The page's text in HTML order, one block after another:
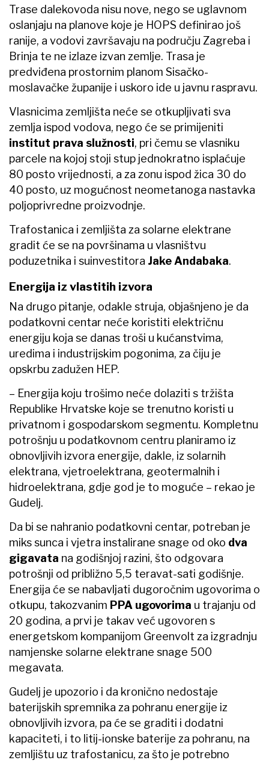
Trase dalekovoda nisu nove, nego se uglavnom
oslanjaju na planove koje je HOPS definirao još
ranije, a vodovi završavaju na području Zagreba i
Brinja te ne izlaze izvan zemlje. Trasa je
predviđena prostornim planom Sisačko-
moslavačke županije i uskoro ide u javnu raspravu.
Vlasnicima zemljišta neće se otkupljivati sva
zemlja ispod vodova, nego će se primijeniti
institut prava služnosti, pri čemu se vlasniku
parcele na kojoj stoji stup jednokratno isplaćuje
80 posto vrijednosti, a za zonu ispod žica 30 do
40 posto, uz mogućnost neometanoga nastavka
poljoprivredne proizvodnje.
Trafostanica i zemljišta za solarne elektrane
gradit će se na površinama u vlasništvu
poduzetnika i suinvestitora Jake Andabaka.
Energija iz vlastitih izvora
Na drugo pitanje, odakle struja, objašnjeno je da
podatkovni centar neće koristiti električnu
energiju koja se danas troši u kućanstvima,
uredima i industrijskim pogonima, za čiju je
opskrbu zadužen HEP.
– Energija koju trošimo neće dolaziti s tržišta
Republike Hrvatske koje se trenutno koristi u
privatnom i gospodarskom segmentu. Kompletnu
potrošnju u podatkovnom centru planiramo iz
obnovljivih izvora energije, dakle, iz solarnih
elektrana, vjetroelektrana, geotermalnih i
hidroelektrana, gdje god je to moguće – rekao je
Gudelj.
Da bi se nahranio podatkovni centar, potreban je
miks sunca i vjetra instalirane snage od oko dva
gigavata na godišnjoj razini, što odgovara
potrošnji od približno 5,5 teravat-sati godišnje.
Energija će se nabavljati dugoročnim ugovorima o
otkupu, takozvanim PPA ugovorima u trajanju od
20 godina, a prvi je takav već ugovoren s
energetskom kompanijom Greenvolt za izgradnju
namjenske solarne elektrane snage 500
megavata.
Gudelj je upozorio i da kronično nedostaje
baterijskih spremnika za pohranu energije iz
obnovljivih izvora, pa će se graditi i dodatni
kapaciteti, i to litij-ionske baterije za pohranu, na
zemljištu uz trafostanicu, za što je potrebno